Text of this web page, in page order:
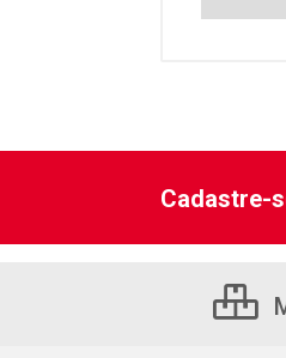
Cadastre-